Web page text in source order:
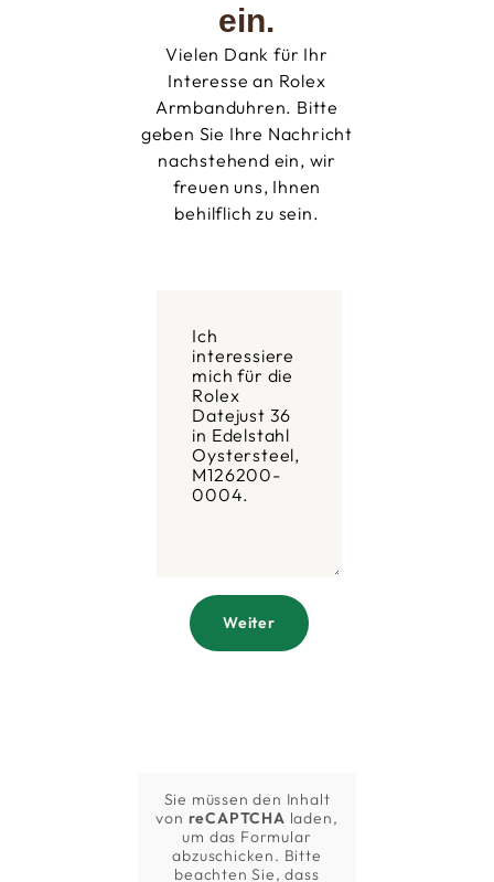
ein.
Vielen Dank für Ihr
Interesse an Rolex
Armbanduhren. Bitte
geben Sie Ihre Nachricht
nachstehend ein, wir
freuen uns, Ihnen
behilflich zu sein.
Weiter
Sie müssen den Inhalt
von reCAPTCHA laden,
um das Formular
abzuschicken. Bitte
beachten Sie, dass